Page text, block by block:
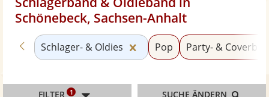
Schönebeck, Sachsen-Anhalt
Zurück zu «Bands & Ensembles»
Schlager- & Oldies Kategorie «Schlager- &
Pop Party- &
FILTER 1 SUCHE ÄNDERN